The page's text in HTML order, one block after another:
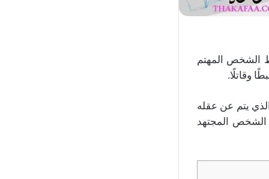
الشخص المهتم
وقاتلًا.
يتم عن عقله
الشخص المجتهد